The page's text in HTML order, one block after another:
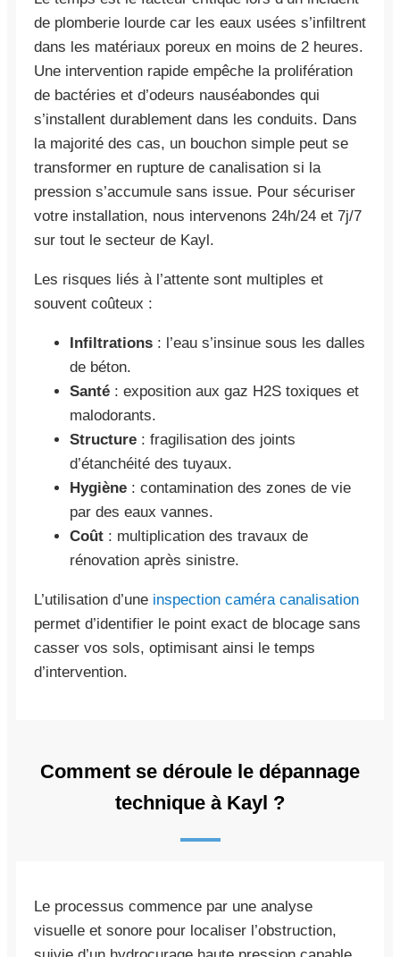
de plomberie lourde car les eaux usées s’infiltrent
dans les matériaux poreux en moins de 2 heures.
Une intervention rapide empêche la prolifération
de bactéries et d’odeurs nauséabondes qui
s’installent durablement dans les conduits. Dans
la majorité des cas, un bouchon simple peut se
transformer en rupture de canalisation si la
pression s’accumule sans issue. Pour sécuriser
votre installation, nous intervenons 24h/24 et 7j/7
sur tout le secteur de Kayl.
Les risques liés à l’attente sont multiples et
souvent coûteux :
Infiltrations : l’eau s’insinue sous les dalles
de béton.
Santé : exposition aux gaz H2S toxiques et
malodorants.
Structure : fragilisation des joints
d’étanchéité des tuyaux.
Hygiène : contamination des zones de vie
par des eaux vannes.
Coût : multiplication des travaux de
rénovation après sinistre.
L’utilisation d’une inspection caméra canalisation
permet d’identifier le point exact de blocage sans
casser vos sols, optimisant ainsi le temps
d’intervention.
Comment se déroule le dépannage
technique à Kayl ?
Le processus commence par une analyse
visuelle et sonore pour localiser l’obstruction,